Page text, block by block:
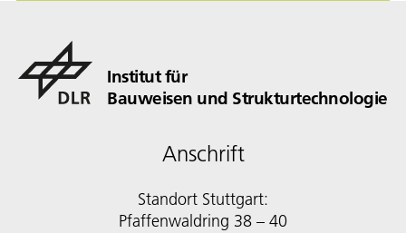
Institut für
Bauweisen und Strukturtechnologie
Anschrift
Standort Stuttgart:
Pfaffenwaldring 38 – 40